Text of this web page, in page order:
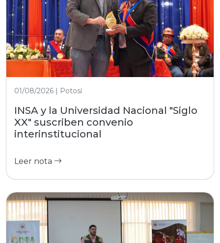
01/08/2026 | Potosí
INSA y la Universidad Nacional "Siglo
XX" suscriben convenio
interinstitucional
Leer nota